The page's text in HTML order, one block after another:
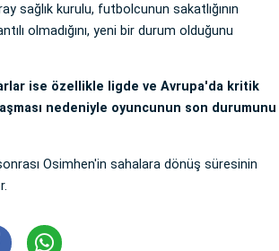
sağlık kurulu, futbolcunun sakatlığının
olmadığını, yeni bir durum olduğunu
ise özellikle ligde ve Avrupa'da kritik
nedeniyle oyuncunun son durumunu
Osimhen'in sahalara dönüş süresinin